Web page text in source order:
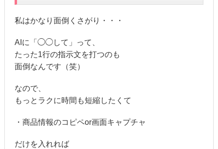
私はかなり面倒くさがり・・・
AIに「◯◯して」って、
たった1行の指示文を打つのも
面倒なんです（笑）
なので、
もっとラクに時間も短縮したくて
・商品情報のコピペor画面キャプチャ
だけを入れれば